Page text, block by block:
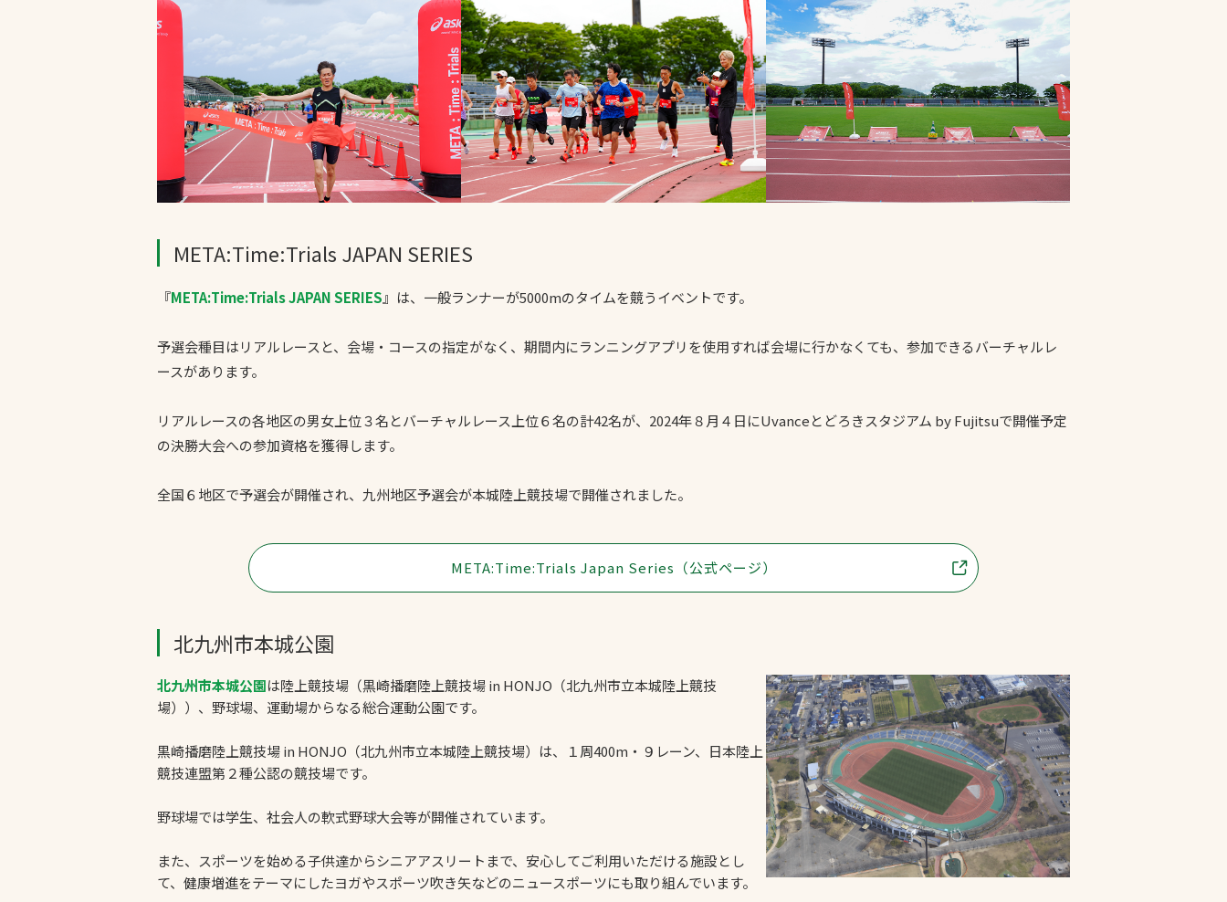
ポリシー
文字の見えづらさや操作にお困りの方へ 検索
META:Time:Trials JAPAN SERIES
『META:Time:Trials JAPAN SERIES』は、一般ランナーが5000mのタイムを競うイベントです。
予選会種目はリアルレースと、会場・コースの指定がなく、期間内にランニングアプリを使用すれば会場に行かなくても、参加できるバーチャルレ
ースがあります。
リアルレースの各地区の男女上位３名とバーチャルレース上位６名の計42名が、2024年８月４日にUvanceとどろきスタジアム by Fujitsuで開催予定
の決勝大会への参加資格​を獲得します。
全国６地区で予選会が開催され、九州地区予選会が本城陸上競技場で開催されました。
META:Time:Trials Japan Series（公式ページ）
北九州市本城公園
北九州市本城公園は陸上競技場（黒崎播磨陸上競技場 in HONJO（北九州市立本城陸上競技
場））、野球場、運動場からなる総合運動公園です。
黒崎播磨陸上競技場 in HONJO（北九州市立本城陸上競技場）は、１周400m・９レーン、日本陸上
競技連盟第２種公認の競技場です。
野球場では学生、社会人の軟式野球大会等が開催されています。
また、スポーツを始める子供達からシニアアスリートまで、安心してご利用いただける施設とし
て、健康増進をテーマにしたヨガやスポーツ吹き矢などのニュースポーツにも取り組んでいます。